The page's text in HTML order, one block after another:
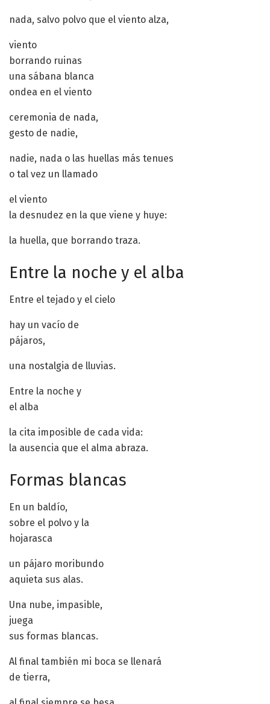
nada, salvo polvo que el viento alza,
viento
borrando ruinas
una sábana blanca
ondea en el viento
ceremonia de nada,
gesto de nadie,
nadie, nada o las huellas más tenues
o tal vez un llamado
el viento
la desnudez en la que viene y huye:
la huella, que borrando traza.
Entre la noche y el alba
Entre el tejado y el cielo
hay un vacío de
pájaros,
una nostalgia de lluvias.
Entre la noche y
el alba
la cita imposible de cada vida:
la ausencia que el alma abraza.
Formas blancas
En un baldío,
sobre el polvo y la
hojarasca
un pájaro moribundo
aquieta sus alas.
Una nube, impasible,
juega
sus formas blancas.
Al final también mi boca se llenará
de tierra,